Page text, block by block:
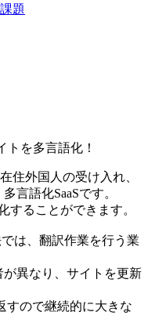
題
トを多言語化！
住外国人の受け入れ、
言語化SaaSです。
することができます。
は、翻訳作業を行う業
異なり、サイトを更新
すので継続的に大きな